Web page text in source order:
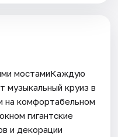
мостамиКаждую
музыкальный круиз в
на комфортабельном
гигантские
и декорации